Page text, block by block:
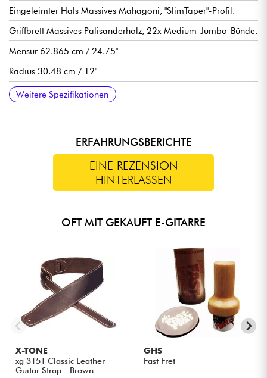
Eingeleimter Hals Massives Mahagoni, "SlimTaper"-Profil.
Griffbrett Massives Palisanderholz, 22x Medium-Jumbo-Bünde.
Mensur 62.865 cm / 24.75"
Radius 30.48 cm / 12"
Halsbreite bis zum Sattel 4.2863 cm / 1.6875"
Breite Hals Bund 5.2375 cm / 2.062"
Halsdicke am Sattel 21.59 mm / .850".
Halsdicke am 12. Bund 24.13 mm / .950"
Humbucker-tonabnehmer Gibson T-Type Alnico 5
1 Volumen pro Pickup
1 Ton pro Pickup
3-Positionen tonabnehmerwahlschalter
Orange Drop-Kapazitäten
Gibson Tune-O-Matic ABR-1 Steg
Cordier Gibson Stop Bar
Stimmmechaniken Grover Rotomatic "Milk Bottle" Kidney Button
Graph Tech-Sattel
Hochglanz Nitrocellulose-Lackierung
Wird mit Gibson Memphis koffer verkauft.
Empfohlene Saitenstärken 10.46, 10.52
Weitere Spezifikationen
ERFAHRUNGSBERICHTE
EINE REZENSION
HINTERLASSEN
OFT MIT GEKAUFT E-GITARRE
X-TONE
xg 3151 Classic Leather
Guitar Strap - Brown
GHS
Fast Fret